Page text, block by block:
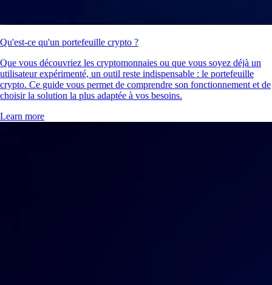
Qu'est-ce qu'un portefeuille crypto ?
Que vous découvriez les cryptomonnaies ou que vous soyez déjà un
utilisateur expérimenté, un outil reste indispensable : le portefeuille
crypto. Ce guide vous permet de comprendre son fonctionnement et de
choisir la solution la plus adaptée à vos besoins.
Learn more